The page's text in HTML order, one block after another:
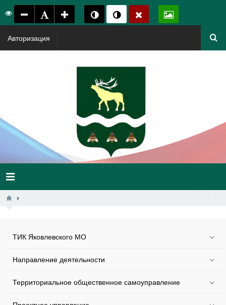
Авторизация
ТИК Яковлевского МО
Направление деятельности
Территориальное общественное самоуправление